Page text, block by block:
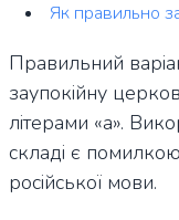
Як правильно
Правильний
заупокійну
літерами «а».
складі є
російської мови.